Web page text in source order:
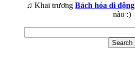
♫ Khai trương Bách hóa di động
nào :)